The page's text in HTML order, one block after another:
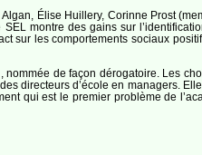
Élise Huillery, Corinne Prost
montre des gains sur
sur les comportements sociaux
de façon dérogatoire. Les
directeurs d’école en managers.
qui est le premier problème de